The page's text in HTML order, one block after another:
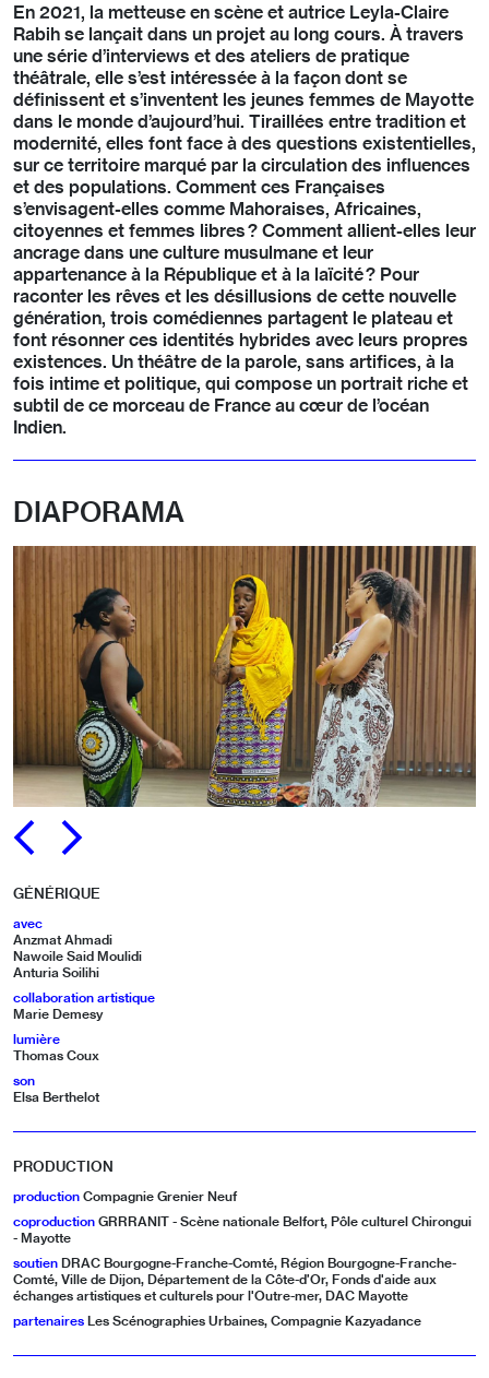
En 2021, la metteuse en scène et autrice Leyla-Claire
Rabih se lançait dans un projet au long cours. À travers
une série d’interviews et des ateliers de pratique
théâtrale, elle s’est intéressée à la façon dont se
définissent et s’inventent les jeunes femmes de Mayotte
dans le monde d’aujourd’hui. Tiraillées entre tradition et
modernité, elles font face à des questions existentielles,
sur ce territoire marqué par la circulation des influences
et des populations. Comment ces Françaises
s’envisagent-elles comme Mahoraises, Africaines,
citoyennes et femmes libres ? Comment allient-elles leur
ancrage dans une culture musulmane et leur
appartenance à la République et à la laïcité ? Pour
raconter les rêves et les désillusions de cette nouvelle
génération, trois comédiennes partagent le plateau et
font résonner ces identités hybrides avec leurs propres
existences. Un théâtre de la parole, sans artifices, à la
fois intime et politique, qui compose un portrait riche et
subtil de ce morceau de France au cœur de l’océan
Indien.
DIAPORAMA
GÉNÉRIQUE
avec
Anzmat Ahmadi
Nawoile Said Moulidi
Anturia Soilihi
collaboration artistique
Marie Demesy
lumière
Thomas Coux
son
Elsa Berthelot
PRODUCTION
production Compagnie Grenier Neuf
coproduction GRRRANIT - Scène nationale Belfort, Pôle culturel Chirongui
- Mayotte
soutien DRAC Bourgogne-Franche-Comté, Région Bourgogne-Franche-
Comté, Ville de Dijon, Département de la Côte-d’Or, Fonds d'aide aux
échanges artistiques et culturels pour l'Outre-mer, DAC Mayotte
partenaires Les Scénographies Urbaines, Compagnie Kazyadance